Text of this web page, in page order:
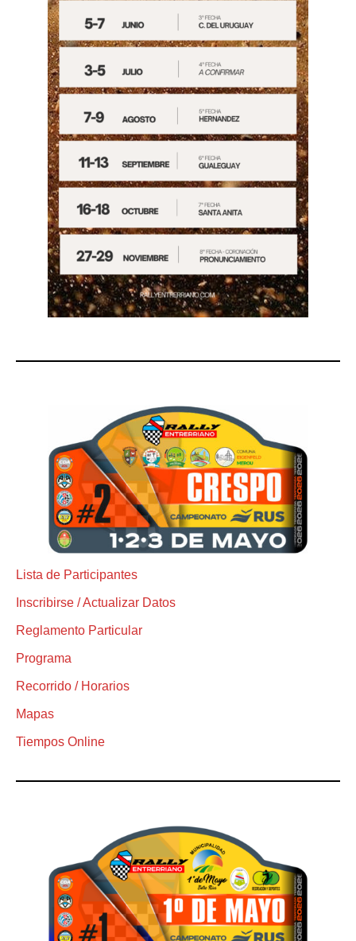
Lista de Participantes
Inscribirse / Actualizar Datos
Reglamento Particular
Programa
Recorrido / Horarios
Mapas
Tiempos Online